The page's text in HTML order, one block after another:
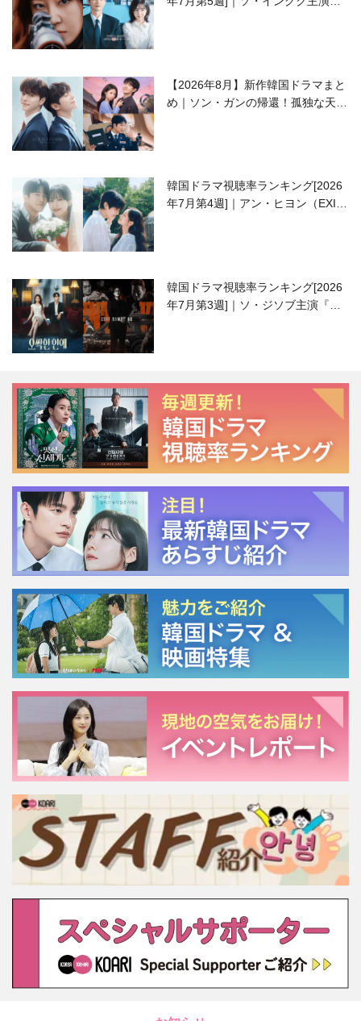
【2026年8月】新作韓国ドラマまと
め｜ソン・ガンの帰還！孤独な天才
韓国ドラマ視聴率ランキング[2026
年7月第4週]｜アン・ヒヨン（EXID
韓国ドラマ視聴率ランキング[2026
年7月第3週]｜ソ・ジソブ主演『エ